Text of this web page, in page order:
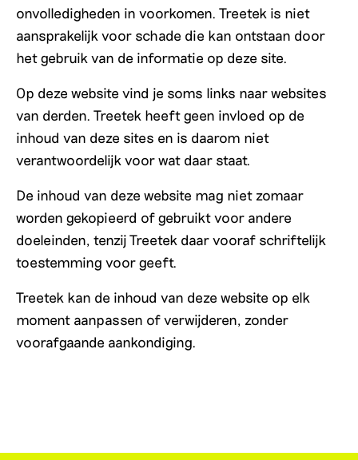
onvolledigheden in voorkomen. Treetek is niet
aansprakelijk voor schade die kan ontstaan door
het gebruik van de informatie op deze site.
Op deze website vind je soms links naar websites
van derden. Treetek heeft geen invloed op de
inhoud van deze sites en is daarom niet
verantwoordelijk voor wat daar staat.
De inhoud van deze website mag niet zomaar
worden gekopieerd of gebruikt voor andere
doeleinden, tenzij Treetek daar vooraf schriftelijk
toestemming voor geeft.
Treetek kan de inhoud van deze website op elk
moment aanpassen of verwijderen, zonder
voorafgaande aankondiging.